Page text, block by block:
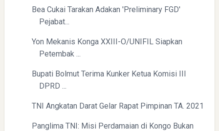
Bea Cukai Tarakan Adakan 'Preliminary FGD'
Pejabat...
Yon Mekanis Konga XXIII-O/UNIFIL Siapkan
Petembak ...
Bupati Bolmut Terima Kunker Ketua Komisi III
DPRD ...
TNI Angkatan Darat Gelar Rapat Pimpinan TA. 2021
Panglima TNI: Misi Perdamaian di Kongo Bukan